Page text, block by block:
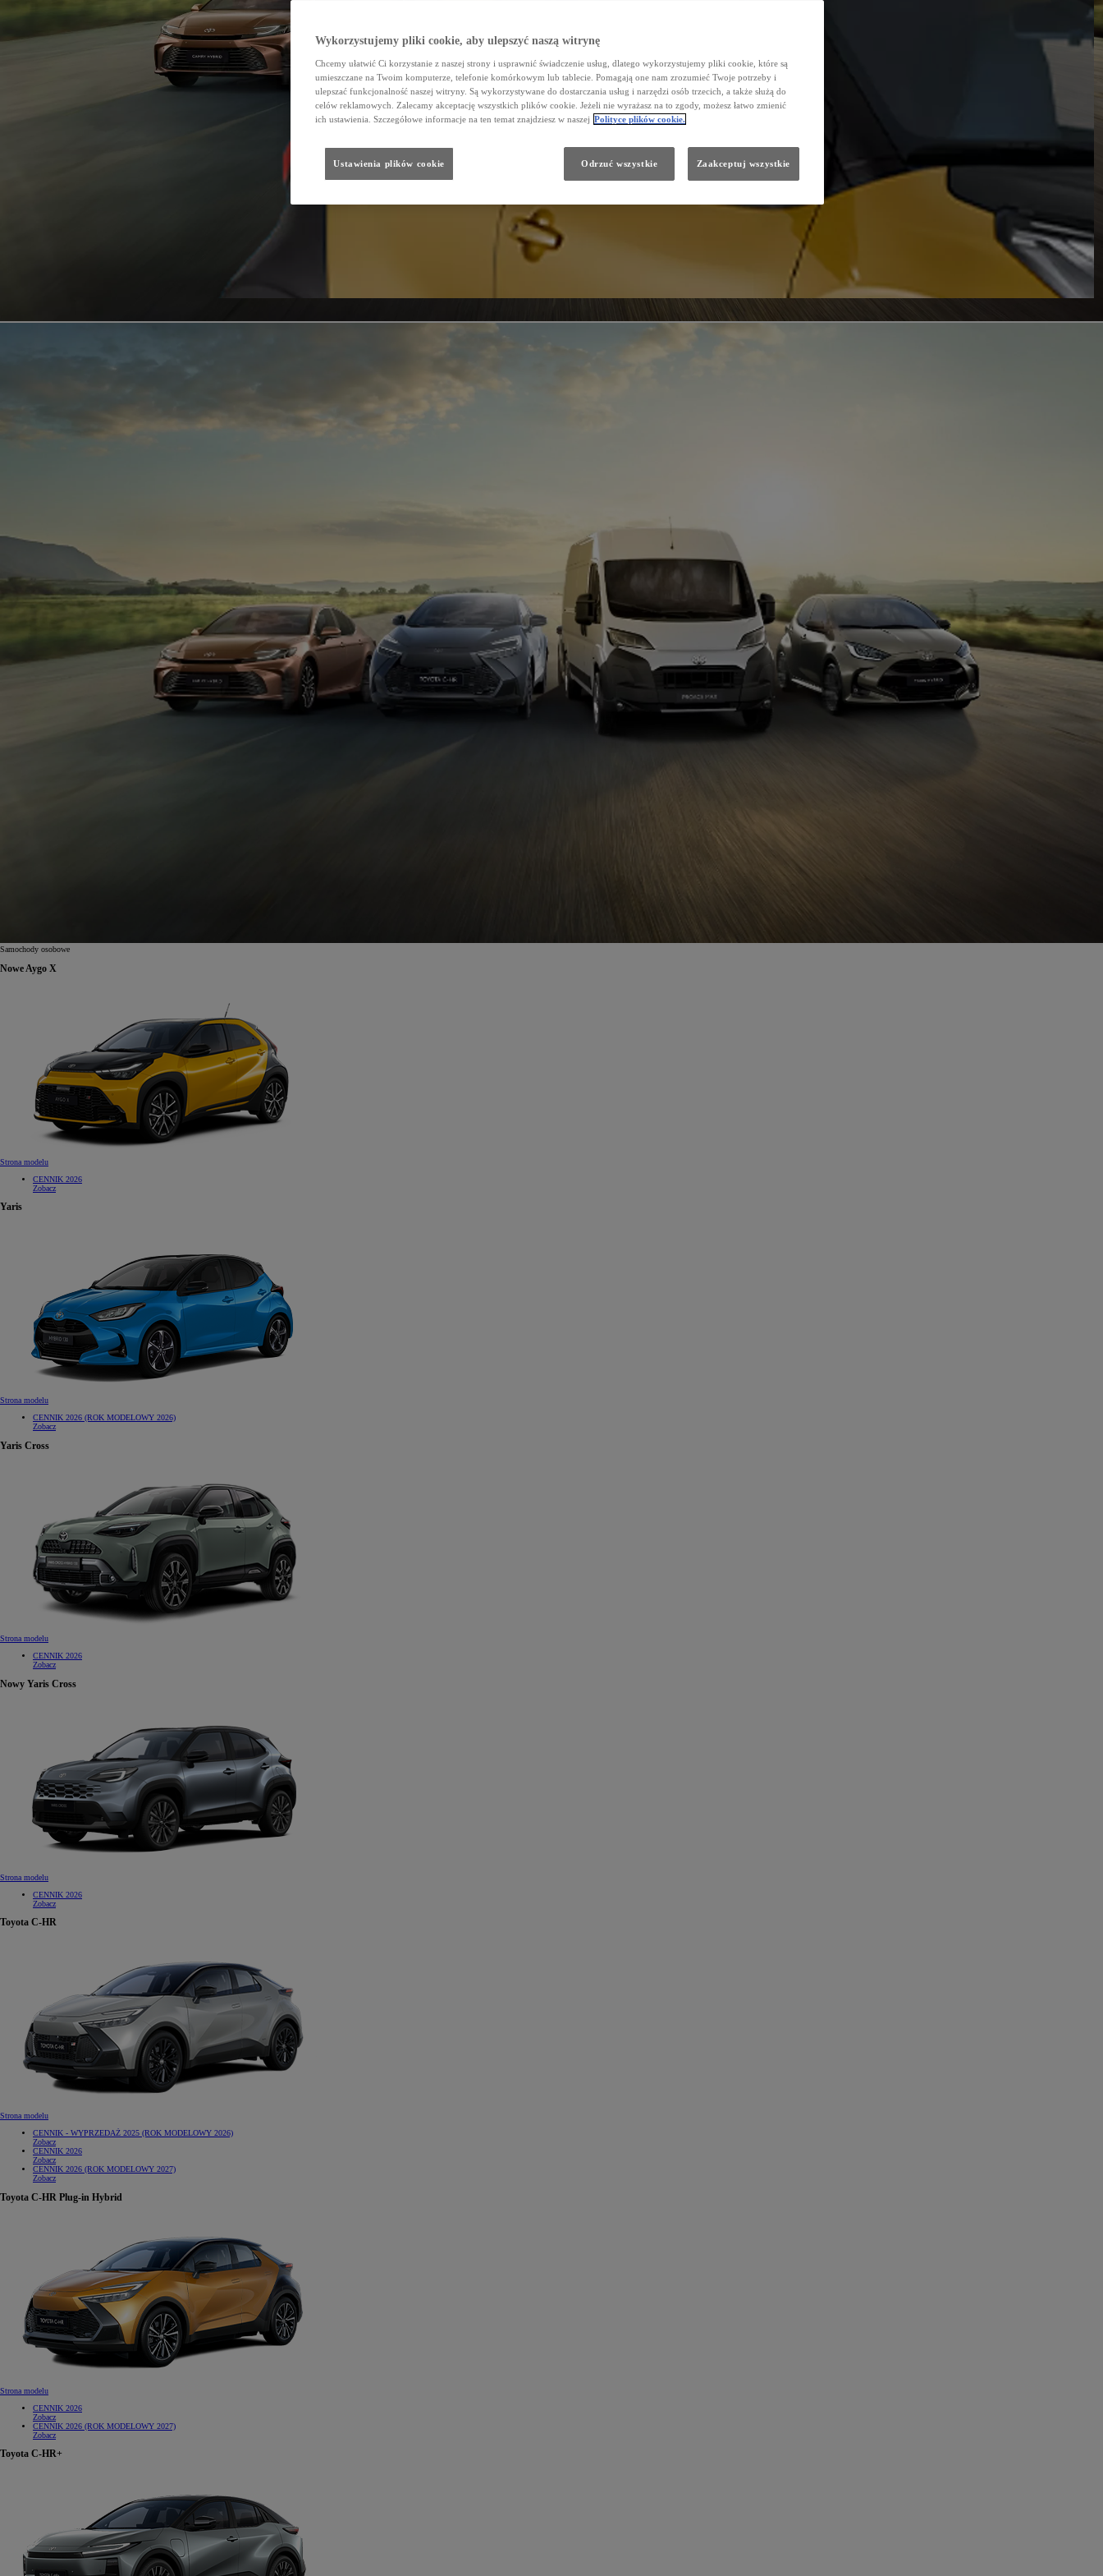
105 300 zł
Corolla Hatchback
HYBRID
Samochody osobowe
Nowe Aygo X
Strona modelu
CENNIK 2026
Zobacz
Yaris
Strona modelu
CENNIK 2026 (ROK MODELOWY 2026)
Zobacz
Yaris Cross
Strona modelu
CENNIK 2026
Zobacz
Nowy Yaris Cross
Strona modelu
CENNIK 2026
Zobacz
Toyota C-HR
Strona modelu
CENNIK - WYPRZEDAŻ 2025 (ROK MODELOWY 2026)
Zobacz
CENNIK 2026
Zobacz
CENNIK 2026 (ROK MODELOWY 2027)
Zobacz
Toyota C-HR Plug-in Hybrid
Strona modelu
CENNIK 2026
Zobacz
CENNIK 2026 (ROK MODELOWY 2027)
Zobacz
Toyota C-HR+
Wykorzystujemy pliki cookie, aby ulepszyć naszą witrynę
Chcemy ułatwić Ci korzystanie z naszej strony i usprawnić świadczenie usług, dlatego wykorzystujemy pliki cookie, które są
umieszczane na Twoim komputerze, telefonie komórkowym lub tablecie. Pomagają one nam zrozumieć Twoje potrzeby i
ulepszać funkcjonalność naszej witryny. Są wykorzystywane do dostarczania usług i narzędzi osób trzecich, a także służą do
celów reklamowych. Zalecamy akceptację wszystkich plików cookie. Jeżeli nie wyrażasz na to zgody, możesz łatwo zmienić
ich ustawienia. Szczegółowe informacje na ten temat znajdziesz w naszej Polityce plików cookie.
Odrzuć wszystkie Zaakceptuj wszystkie
Ustawienia plików cookie